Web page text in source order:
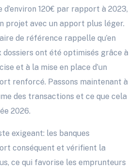
d’environ 120€ par rapport à 2023,
projet avec un apport plus léger.
de référence rappelle qu’en
dossiers ont été optimisés grâce à
et à la mise en place d’un
renforcé. Passons maintenant à
des transactions et ce que cela
2026.
exigeant: les banques
conséquent et vérifient la
ce qui favorise les emprunteurs